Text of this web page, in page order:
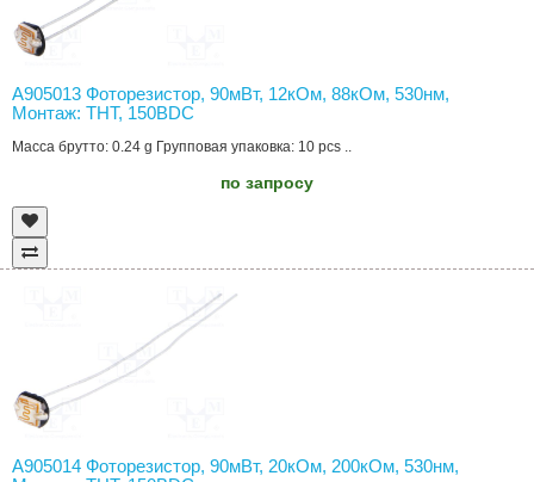
A905013 Фоторезистор, 90мВт, 12кОм, 88кОм, 530нм,
Монтаж: THT, 150ВDC
Масса брутто: 0.24 g Групповая упаковка: 10 pcs ..
по запросу
A905014 Фоторезистор, 90мВт, 20кОм, 200кОм, 530нм,